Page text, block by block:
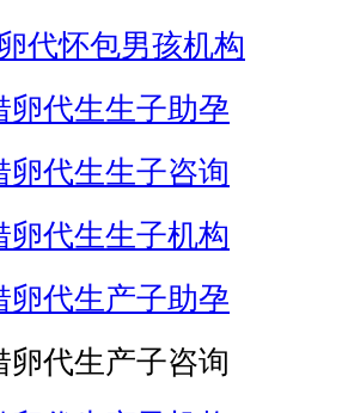
代怀包男孩机构
卵代生生子助孕
卵代生生子咨询
卵代生生子机构
卵代生产子助孕
卵代生产子咨询